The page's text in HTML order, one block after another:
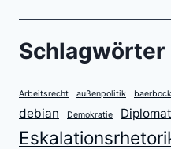
Schlagwörter
Arbeitsrecht außenpolitik baerbock
debian
Demokratie